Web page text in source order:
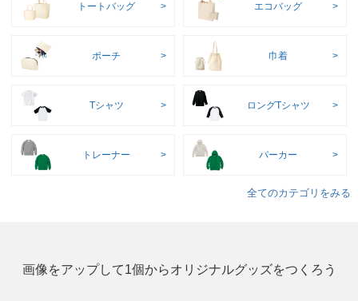
トートバッグ エコバッグ
ポーチ 巾着
Tシャツ ロングTシャツ
トレーナー パーカー
全てのカテゴリをみる
画像をアップして1個からオリジナルグッズをつくろう